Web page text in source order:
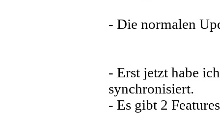
- Die normalen
- Erst jetzt habe
synchronisiert.
- Es gibt 2